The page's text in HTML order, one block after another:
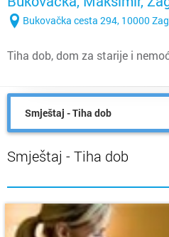
Bukovačka cesta 294, 10000
Tiha dob, dom za starije i
Smještaj - Tiha dob
Smještaj - Tiha dob